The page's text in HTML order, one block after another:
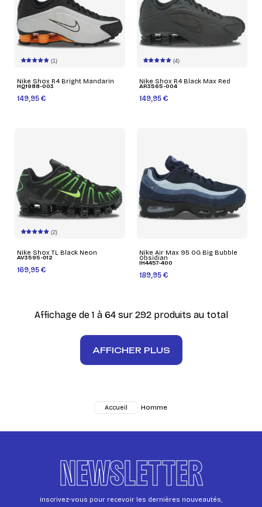
(1)
Nike Shox R4 Bright Mandarin
HQ1988-003
149,95 €
(4)
Nike Shox R4 Black Max Red
AR3565-004
149,95 €
(2)
Nike Shox TL Black Neon
AV3595-012
169,95 €
Nike Air Max 95 OG Big Bubble
Obsidian
IH4457-400
189,95 €
Affichage de 1 à 64 sur 292 produits au total
AFFICHER PLUS
Accueil Homme
NEWSLETTER
inscrivez-vous pour recevoir les dernières nouveautés,